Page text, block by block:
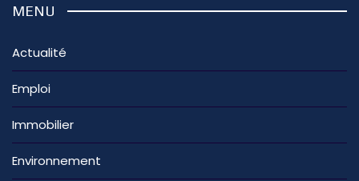
MENU
Actualité
Emploi
Immobilier
Environnement